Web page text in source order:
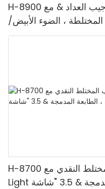
H-8900 من الدرجة المصرفية 2 جيب العداد & مع
، الضوء الأبيض/
الكشف & حساب القيمة
H-8700 عداد المذهب المختلط النقدي مع IR/White
Light مضاد للتزييف ، الطابعة المدمجة & 3.5 "شاشة